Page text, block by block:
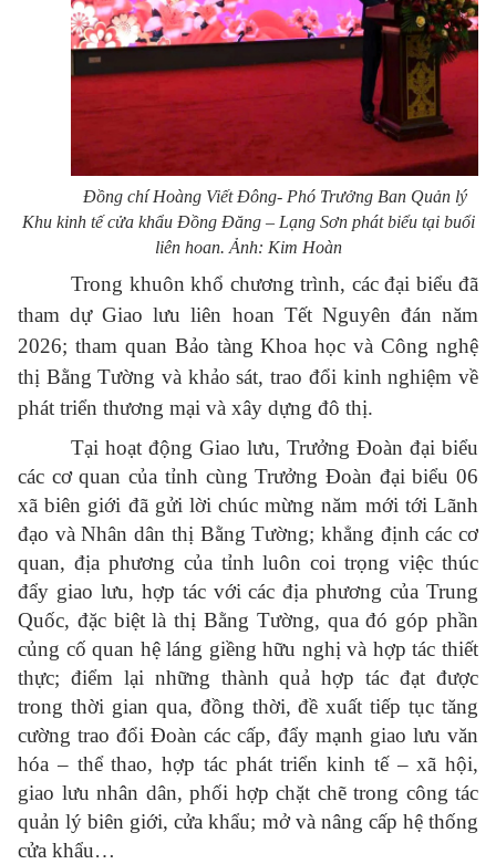
Đồng chí Hoàng Viết Đông- Phó Trưởng Ban Quản lý
Khu kinh tế cửa khẩu Đồng Đăng – Lạng Sơn phát biểu tại buổi
liên hoan­. Ảnh: Kim Hoàn
Trong khuôn khổ chương trình, các đại biểu đã
tham dự Giao lưu liên hoan Tết Nguyên đán năm
2026; tham quan Bảo tàng Khoa học và Công nghệ
thị Bằng Tường và khảo sát, trao đổi kinh nghiệm về
phát triển thương mại và xây dựng đô thị.
Tại hoạt động Giao lưu, Trưởng Đoàn đại biểu
các cơ quan của tỉnh cùng Trưởng Đoàn đại biểu 06
xã biên giới đã gửi lời chúc mừng năm mới tới Lãnh
đạo và Nhân dân thị Bằng Tường; khẳng định các cơ
quan, địa phương của tỉnh luôn coi trọng việc thúc
đẩy giao lưu, hợp tác với các địa phương của Trung
Quốc, đặc biệt là thị Bằng Tường, qua đó góp phần
củng cố quan hệ láng giềng hữu nghị và hợp tác thiết
thực; điểm lại những thành quả hợp tác đạt được
trong thời gian qua, đồng thời, đề xuất tiếp tục tăng
cường trao đổi Đoàn các cấp, đẩy mạnh giao lưu văn
hóa – thể thao, hợp tác phát triển kinh tế – xã hội,
giao lưu nhân dân, phối hợp chặt chẽ trong công tác
quản lý biên giới, cửa khẩu; mở và nâng cấp hệ thống
cửa khẩu…